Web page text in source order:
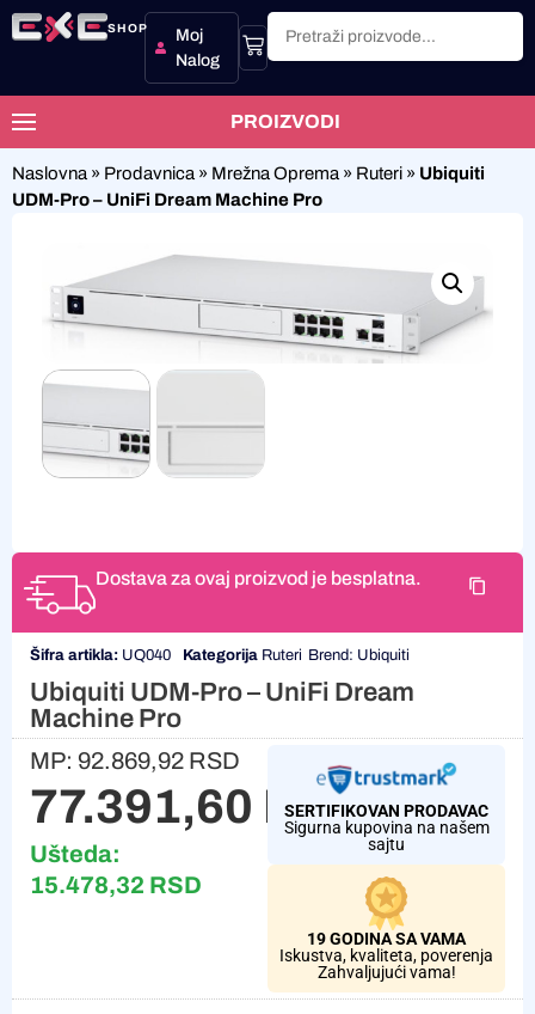
SHOP
Moj
Nalog
PROIZVODI
Naslovna » Prodavnica » Mrežna Oprema » Ruteri » Ubiquiti
UDM-Pro – UniFi Dream Machine Pro
Dostava za ovaj proizvod je besplatna.
Šifra artikla: UQ040 Kategorija Ruteri Brend: Ubiquiti
Ubiquiti UDM-Pro – UniFi Dream
Machine Pro
MP: 92.869,92 RSD
77.391,60 RSD
Ušteda:
15.478,32 RSD
SERTIFIKOVAN PRODAVAC
Sigurna kupovina na našem
sajtu
19 GODINA SA VAMA
Iskustva, kvaliteta, poverenja
Zahvaljujući vama!